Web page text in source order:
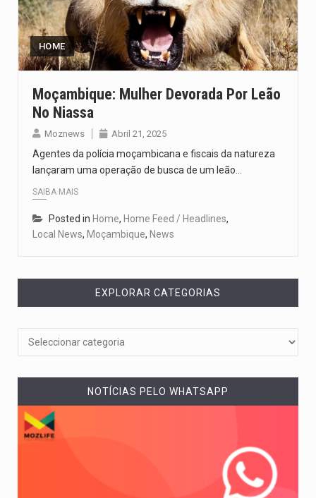
Um dos casos mais graves envolveu a residência de Sam…
A cidade de Bunia, capital da província de Ituri, tornou-se…
HOME
Moçambique: Mulher Devorada Por Leão
No Niassa
Moznews Abril 21, 2025
Agentes da polícia moçambicana e fiscais da natureza
lançaram uma operação de busca de um leão…
SAIBA MAIS
Posted in Home, Home Feed / Headlines,
Local News, Moçambique, News
EXPLORAR CATEGORIAS
NOTÍCIAS PELO WHATSAPP